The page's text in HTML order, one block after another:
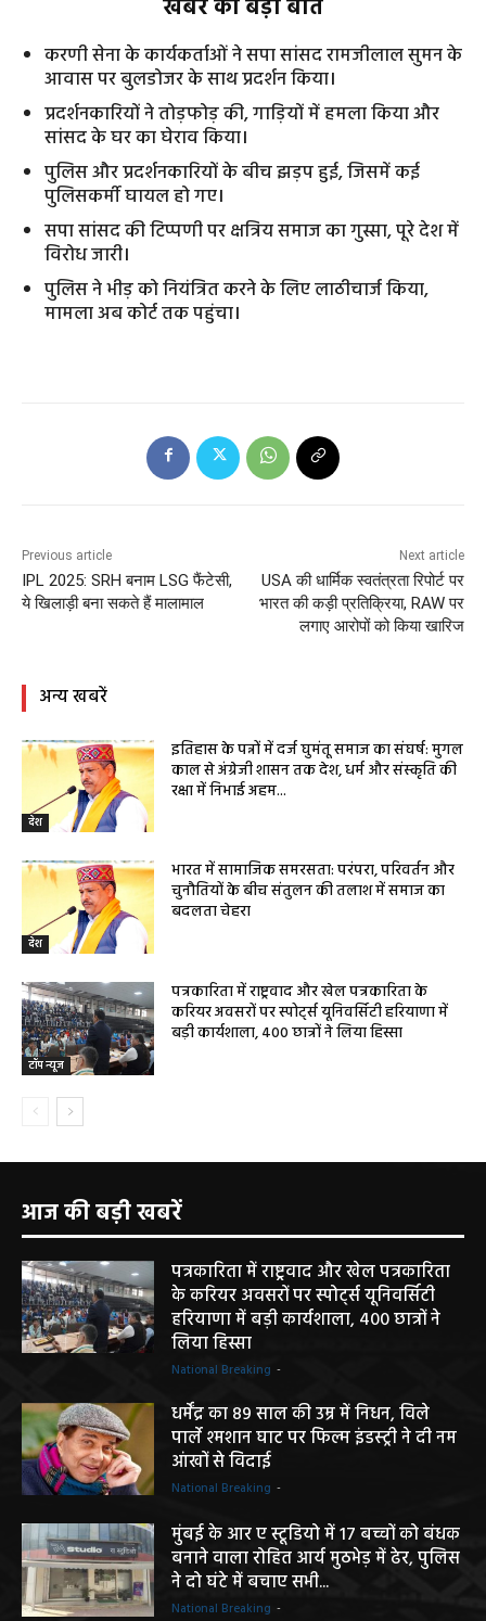
खबर की बड़ी बातें
करणी सेना के कार्यकर्ताओं ने सपा सांसद रामजीलाल सुमन के
आवास पर बुलडोजर के साथ प्रदर्शन किया।
प्रदर्शनकारियों ने तोड़फोड़ की, गाड़ियों में हमला किया और
सांसद के घर का घेराव किया।
पुलिस और प्रदर्शनकारियों के बीच झड़प हुई, जिसमें कई
पुलिसकर्मी घायल हो गए।
सपा सांसद की टिप्पणी पर क्षत्रिय समाज का गुस्सा, पूरे देश में
विरोध जारी।
पुलिस ने भीड़ को नियंत्रित करने के लिए लाठीचार्ज किया,
मामला अब कोर्ट तक पहुंचा।
Previous article
IPL 2025: SRH बनाम LSG फैंटेसी,
ये खिलाड़ी बना सकते हैं मालामाल
Next article
USA की धार्मिक स्वतंत्रता रिपोर्ट पर
भारत की कड़ी प्रतिक्रिया, RAW पर
लगाए आरोपों को किया खारिज
अन्य खबरें
देश
इतिहास के पन्नों में दर्ज घुमंतू समाज का संघर्ष: मुगल
काल से अंग्रेजी शासन तक देश, धर्म और संस्कृति की
रक्षा में निभाई अहम...
देश
भारत में सामाजिक समरसता: परंपरा, परिवर्तन और
चुनौतियों के बीच संतुलन की तलाश में समाज का
बदलता चेहरा
टॉप न्यूज
पत्रकारिता में राष्ट्रवाद और खेल पत्रकारिता के
करियर अवसरों पर स्पोर्ट्स यूनिवर्सिटी हरियाणा में
बड़ी कार्यशाला, 400 छात्रों ने लिया हिस्सा
आज की बड़ी खबरें
पत्रकारिता में राष्ट्रवाद और खेल पत्रकारिता
के करियर अवसरों पर स्पोर्ट्स यूनिवर्सिटी
हरियाणा में बड़ी कार्यशाला, 400 छात्रों ने
लिया हिस्सा
National Breaking -
धर्मेंद्र का 89 साल की उम्र में निधन, विले
पार्ले श्मशान घाट पर फिल्म इंडस्ट्री ने दी नम
आंखों से विदाई
National Breaking -
मुंबई के आर ए स्टूडियो में 17 बच्चों को बंधक
बनाने वाला रोहित आर्य मुठभेड़ में ढेर, पुलिस
ने दो घंटे में बचाए सभी...
National Breaking -